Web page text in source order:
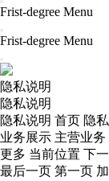
Frist-degree Menu
Frist-degree Menu
隐私说明
隐私说明
隐私说明 首页 隐私说明 关于我们 合作伙伴/ 新闻中心 关于我们 业务展示 主营业务 RSS订阅 返回 RMB 进入网站 快捷链接 搜索 更多 当前位置 下一条 上一条 MORE 下一页 上一页 第{page}页 最后一页 第一页 加入收藏 设为首页 网站地图 首页 毕业生就业单位 友情链接 详细说明 介绍内容 发布时间 下载人次 下载级别 名称/标题 推荐下载 下载分类 下载 留言成功提示语 返回上一页 重新填写 客户留言 提交 发表留言 其它要求 工作介绍 结束时间 推荐招聘 职位分类 数量 新闻事件 详细介绍 标题 新闻中心 新闻分类 浏览 发表时间 作者 来源 产品展示 首页产品 热门产品 详细说明 介绍内容 发布时间 浏览大图 购买人次 市场价格 编号/型号 名称/标题 产品搜索 产品及解决方案 产品中心 产品分类 其它信息 RSS阅读器下载 RSS在线阅读器 订阅到 查看结果 投票 网上调查 提交调查成功提示语 未选择项时提示语 提交 详细说明 介绍内容 观看人次 发布时间 发布作者 资源出自 名称/标题 在线观看 推荐视频 视频分类 <div class="footer_title"><h3>产品系列</h3></div><div class="footer_left_list"><ul><li class=""><a href="/default.aspx?pageid=2&sortid=47">风机电机</a></li><li class=""><a href="/default.aspx?pageid=2&sortid=251">饲喂料线电机</a></li><li class=""><a href="/default.aspx?pageid=2&sortid=252">刮粪电机</a></li><li class=""><a href="/default.aspx?pageid=2&sortid=227">输送电机</a></li><li class=""><a href="/default.aspx?pageid=2&sortid=253">集蛋机电机</a></li><li class=""><a href="/default.aspx?pageid=2&sortid=254">增氧机电机</a></li><li class=""><a href="/default.aspx?pageid=2&sortid=243">电机控制器</a></li><li class=""><a href="/default.aspx?pageid=106">解决方案</a></li></ul></div> <ul><li class=""><a href="#">底部菜单</a></li><li class=""><a href="#">底部菜单</a></li><li class=""><a href="#">底部菜单</a></li><li class=""><a href="#">底部菜单</a></li><li class=""><a href="#">底部菜单</a></li><li class=""><a href="#">底部菜单</a></li></ul> <div class="lan"><a href="/cn">中文版</a><a href="/en">English</a></div> <div class="share"><ul><li class="linkedin"><img src="/upload/ueditor/image/20241224/17350235744802610.gif" height="100" width="100"/></li></ul></div> <ul><li class=""><div class="item item-product wow fadeInUpBig"><strong>产品</strong><p><a>高性能钕铁硼稀土永磁电机，数字化特性，创新技术，针对性研发,助力农业设施节能减排、降本增效，向智能化升级转型。</a></p><a class="more" href="https://www.xmctid.com/default.aspx?pageid=2">了解更多+</a></div></li><li class=""><div class="item item-quality wow fadeInUpBig"><strong>质量</strong><p><a>公司拥有完整科学的质量管理体系，拥有现代化的管理理念，众志成城为保质量。</a></p><a class="more" href="https://www.xmctid.com/default.aspx?pageid=99">了解更多+</a></div></li><li class=""><div class="item item-service wow fadeInUpBig"><strong>服务</strong><p><a>公司以“严格的管理，质量与世界同步；精心的制造，创新和领导，追求客户满意”为宗旨，为广大客户提供优质服务。</a></p><a class="more" href="https://www.xmctid.com/default.aspx?pageid=62">了解更多+</a></div></li></ul> <div class="index_vedio_pic"><h3 class="in-title">我们的产品优势</h3><div class="pic"><ul><li class=""><img src="/upload/ueditor/image/20220225/16457577899288740.png" style=""/></li><li class=""><img src="/upload/ueditor/image/20220225/16457577898167036.png" style=""/></li><li class=""><img src="/upload/ueditor/image/20220225/16457577897045332.png" style=""/></li><li class=""><img src="/upload/ueditor/image/20220225/16457577891971296.png" style=""/></li><li